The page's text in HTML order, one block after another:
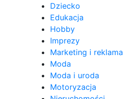
Dziecko
Edukacja
Hobby
Imprezy
Marketing i reklama
Moda
Moda i uroda
Motoryzacja